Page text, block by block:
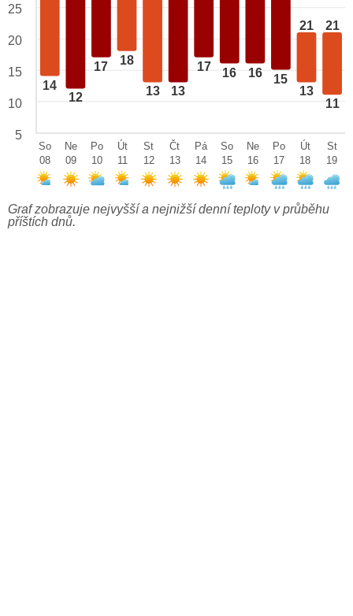
14
12
17 18
13 13
17 16 16 15
21
13
21
11
25
20
15
10
5
So
08
Ne
09
Po
10
Út
11
St
12
Čt
13
Pá
14
So
15
Ne
16
Po
17
Út
18
St
19
Graf zobrazuje nejvyšší a nejnižší denní teploty v průběhu
příštích dnů.